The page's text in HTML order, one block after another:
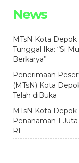
News
MTsN Kota
Tunggal Ika: “Si
Berkarya”
Penerimaan
(MTsN) Kota
Telah diBuka
MTsN Kota
Penanaman 1
RI